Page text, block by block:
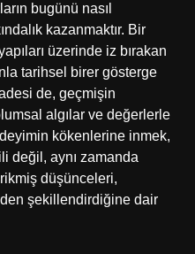
bugünü nasıl
kazanmaktır. Bir
üzerinde iz bırakan
tarihsel birer gösterge
de, geçmişin
algılar ve değerlerle
kökenlerine inmek,
değil, aynı zamanda
düşünceleri,
şekillendirdiğine dair